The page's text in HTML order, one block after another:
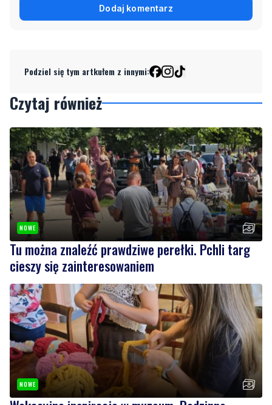
Dodaj komentarz
Podziel się tym artkułem z innymi:
Czytaj również
NOWE
Tu można znaleźć prawdziwe perełki. Pchli targ
cieszy się zainteresowaniem
NOWE